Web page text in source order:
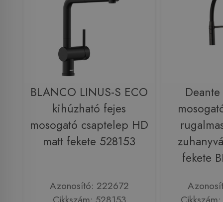
BLANCO LINUS-S ECO
kihúzható fejes
mosogató csaptelep HD
matt fekete 528153
Azonosító: 222672
fekete